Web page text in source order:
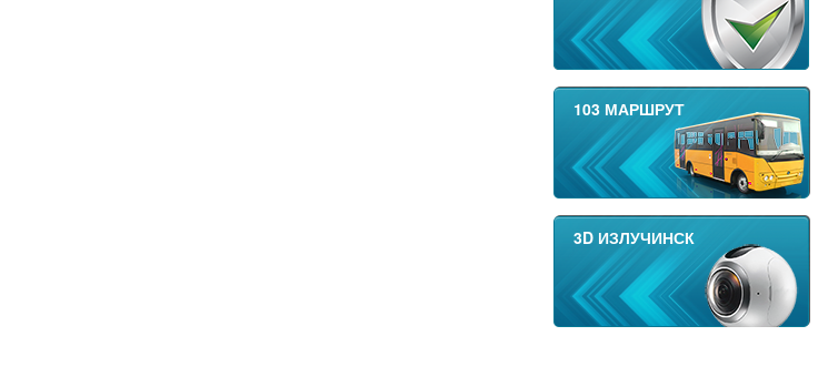
103 МАРШРУТ
3D ИЗЛУЧИНСК